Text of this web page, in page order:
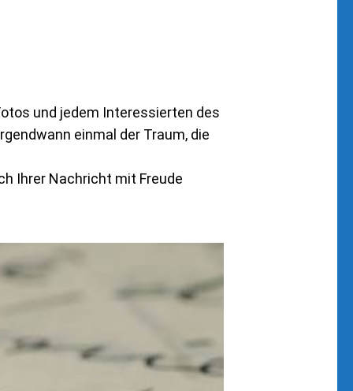
und jedem Interessierten des
einmal der Traum, die
Ihrer Nachricht mit Freude